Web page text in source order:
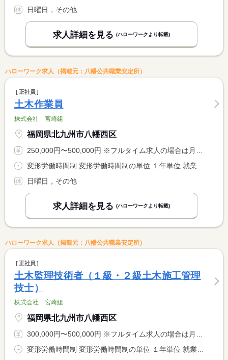
日曜日，その他
求人詳細を見る (ハローワークより転載)
ハローワーク求人（掲載元：八幡公共職業安定所）
正社員
土木作業員
株式会社 宮崎組
福岡県北九州市八幡西区
250,000円〜500,000円 ※フルタイム求人の場合は月額（換算額）、パート求人の場合は時間額を表示しています。
日曜日，その他
求人詳細を見る (ハローワークより転載)
ハローワーク求人（掲載元：八幡公共職業安定所）
正社員
土木監理技術者（１級・２級土木施工管理
技士）
株式会社 宮崎組
福岡県北九州市八幡西区
300,000円〜500,000円 ※フルタイム求人の場合は月額（換算額）、パート求人の場合は時間額を表示しています。